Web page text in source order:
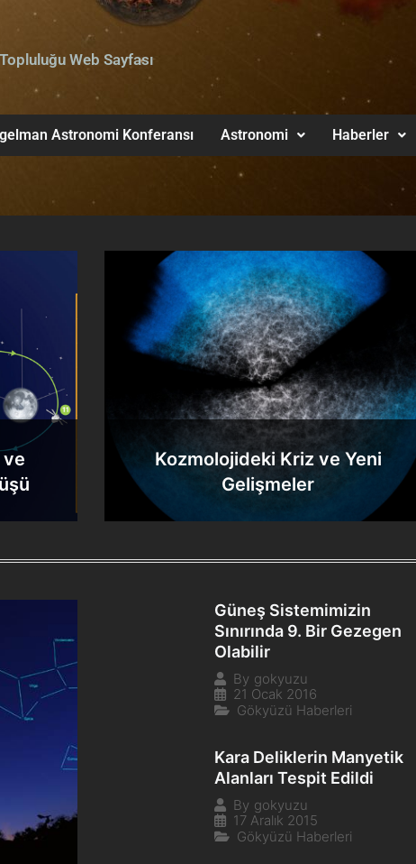
Web Sayfası
Astronomi Konferansı Astronomi Haberler
Kozmolojideki Kriz ve Yeni
Gelişmeler
Güneş Sistemimizin
Sınırında 9. Bir Gezegen
Olabilir
By gokyuzu
21 Ocak 2016
Gökyüzü Haberleri
Kara Deliklerin Manyetik
Alanları Tespit Edildi
By gokyuzu
17 Aralık 2015
Gökyüzü Haberleri